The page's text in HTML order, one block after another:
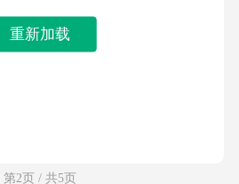
重新加载
第2页 / 共5页